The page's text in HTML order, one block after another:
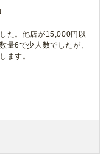
た。他店が15,000円以
量6で少人数でしたが、
ます。